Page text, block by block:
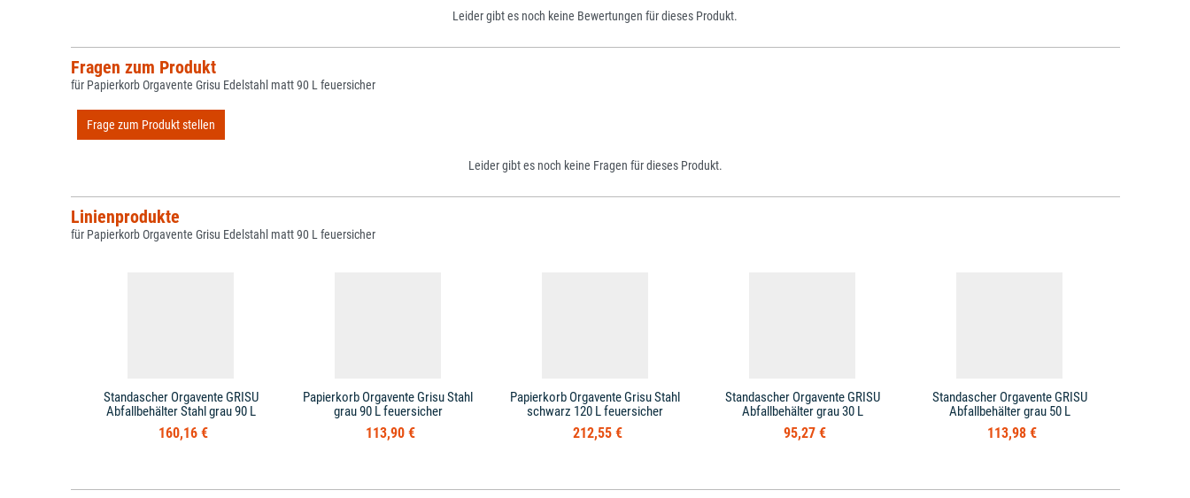
Leider gibt es noch keine Bewertungen für dieses Produkt.
Fragen zum Produkt
für Papierkorb Orgavente Grisu Edelstahl matt 90 L feuersicher
Frage zum Produkt stellen
Leider gibt es noch keine Fragen für dieses Produkt.
Linienprodukte
für Papierkorb Orgavente Grisu Edelstahl matt 90 L feuersicher
Standascher Orgavente GRISU
Abfallbehälter Stahl grau 90 L
160,16 €
Papierkorb Orgavente Grisu Stahl
grau 90 L feuersicher
113,90 €
Papierkorb Orgavente Grisu Stahl
schwarz 120 L feuersicher
212,55 €
Standascher Orgavente GRISU
Abfallbehälter grau 30 L
95,27 €
Standascher Orgavente GRISU
Abfallbehälter grau 50 L
113,98 €